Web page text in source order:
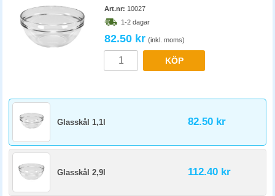
Art.nr: 10027
1-2 dagar
82.50 kr (inkl. moms)
KÖP
Glasskål 1,1l 82.50 kr
Glasskål 2,9l 112.40 kr